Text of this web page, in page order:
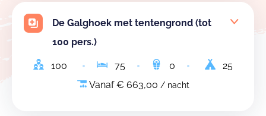
De Galghoek met tentengrond (tot
100 pers.)
100 75 0
25
Vanaf € 663,00 / nacht